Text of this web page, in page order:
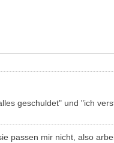
geschuldet" und "ich
passen mir nicht, also